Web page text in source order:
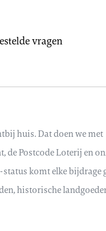
vragen
huis. Dat doen we met
de Postcode Loterij en
komt elke bijdrage
historische